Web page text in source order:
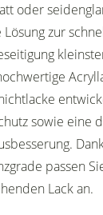
oder
zur
sowie eine
passen
Lack an.